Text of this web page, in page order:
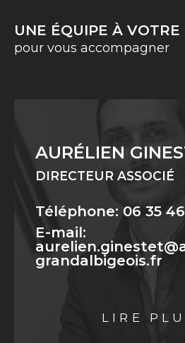
UNE ÉQUIPE À VOTRE
pour vous accompagner
AURÉLIEN
DIRECTEUR ASSOCIÉ
Téléphone: 06 35
E-mail:
grandalbigeois.fr
LIRE